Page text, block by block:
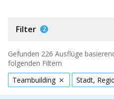
Filter 2
Gefunden 226 Ausflüge
folgenden Filtern
Teambuilding
Stadt,